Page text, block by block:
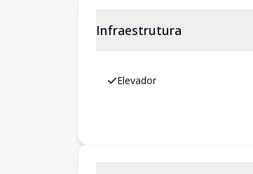
Infraestrutura
Elevador